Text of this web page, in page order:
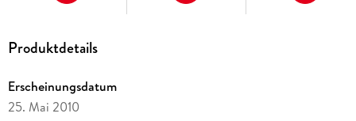
Produktdetails
Erscheinungsdatum
25. Mai 2010